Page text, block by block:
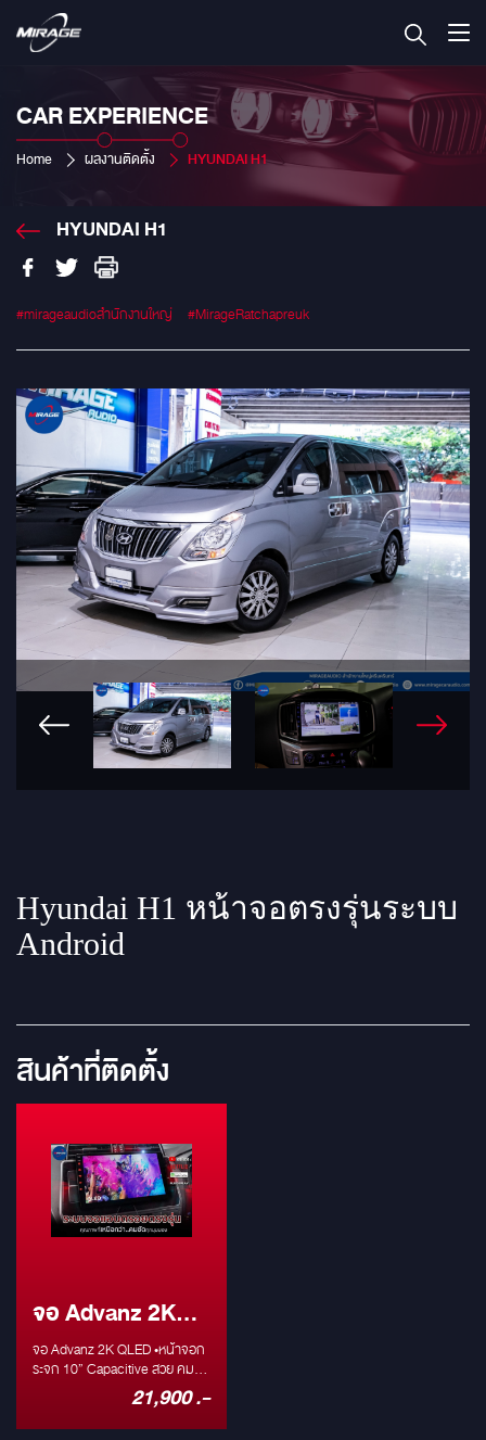
CAR EXPERIENCE
Home ผลงานติดตั้ง HYUNDAI H1
HYUNDAI H1
#mirageaudioสำนักงานใหญ่ #MirageRatchapreuk
Hyundai H1 หน้าจอตรงรุ่นระบบ
Android
สินค้าที่ติดตั้ง
จอ Advanz 2K
QLED
จอ Advanz 2K QLED •หน้าจอก
ระจก 10” Capacitive สวย คม
ภาษาไทย (เมนูภาษาไทย) •ระบบ
ปฏิบัติการ Android •รองรับไวไฟ
21,900 .-